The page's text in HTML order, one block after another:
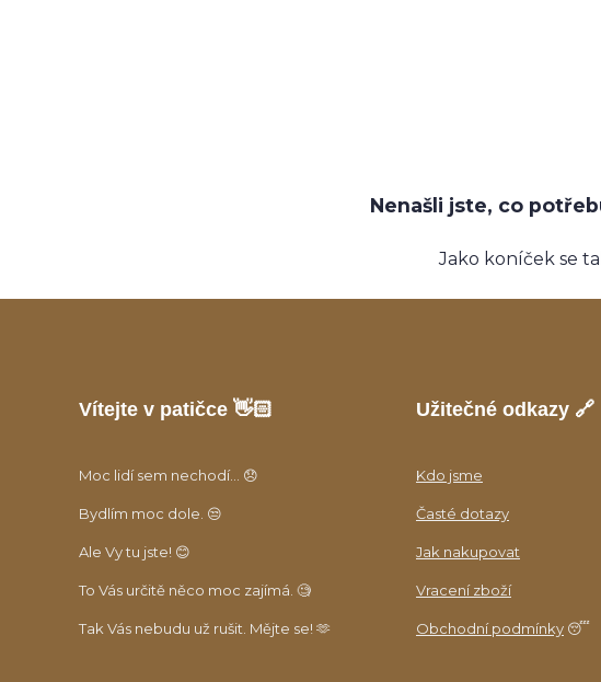
Nenašli jste, co
Jako koníček se
Vítejte v patičce 👋🏻
Moc lidí sem nechodí... 😞
Bydlím moc dole. 😒
Ale Vy tu jste! 😊
To Vás určitě něco moc zajímá. 🧐
Tak Vás nebudu už rušit. Mějte se! 🫶
Užitečné odkazy 🔗
Kdo jsme
Časté dotazy
Jak nakupovat
Vracení zboží
Obchodní podmínky 😴